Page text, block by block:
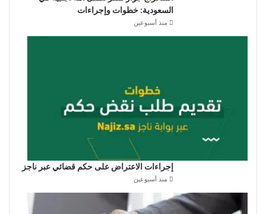
السعودية: خطوات وإجراءات
منذ أسبوعين
إجراءات الاعتراض على حكم قضائي عبر ناجز
منذ أسبوعين